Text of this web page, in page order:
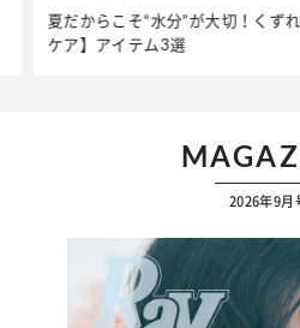
簡単アレンジで別人顔に♡
ップ】着こなしテク
2026年9月